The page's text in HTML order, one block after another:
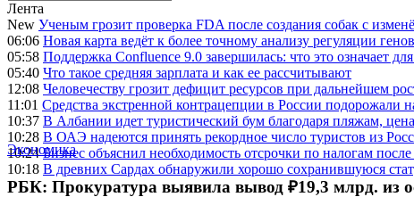
Лента
New Ученым грозит проверка FDA после создания собак с
06:06 Новая карта ведёт к более точному анализу регуляции
05:58 Поддержка Confluence 9.0 завершилась: что это означает
05:40 Что такое средняя зарплата и как ее рассчитывают
12:08 Человечеству грозит дефицит ресурсов при дальнейшем
11:01 Средства экстренной контрацепции в России подорожали
10:37 В Албании идет туристический бум благодаря пляжам,
10:28 В ОАЭ надеются принять рекордное число туристов из
10:24 Бизнес объяснил необходимость отсрочки по налогам
10:18 В древних Сардах обнаружили хорошо сохранившуюся
Экономика
РБК: Прокуратура выявила вывод ₽19,3 млрд. из